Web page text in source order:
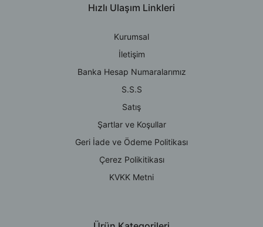
Hızlı Ulaşım Linkleri
Kurumsal
İletişim
Banka Hesap Numaralarımız
S.S.S
Satış
Şartlar ve Koşullar
Geri İade ve Ödeme Politikası
Çerez Polikitikası
KVKK Metni